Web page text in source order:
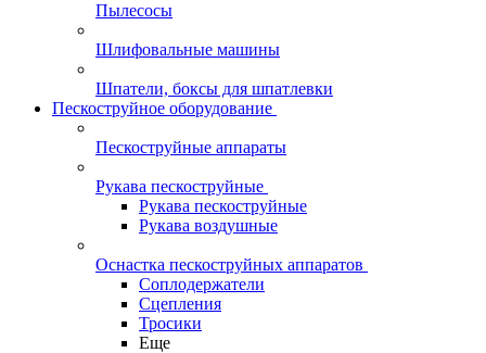
Пылесосы
Шлифовальные машины
Шпатели, боксы для шпатлевки
Пескоструйное оборудование
Пескоструйные аппараты
Рукава пескоструйные
Рукава пескоструйные
Рукава воздушные
Оснастка пескоструйных аппаратов
Соплодержатели
Сцепления
Тросики
Еще